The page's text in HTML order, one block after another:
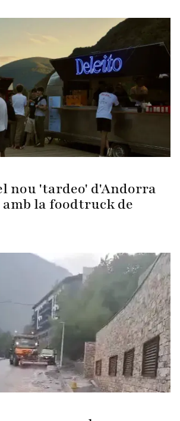
nou 'tardeo' d'Andorra
la foodtruck de